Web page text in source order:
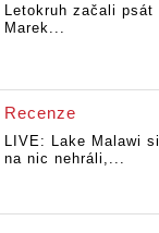
Letokruh začali psát
Marek...
Recenze
LIVE: Lake Malawi si
na nic nehráli,...